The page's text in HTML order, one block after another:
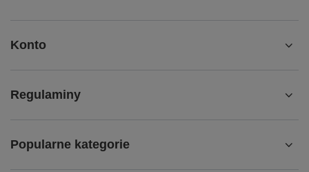
Konto
Regulaminy
Popularne kategorie